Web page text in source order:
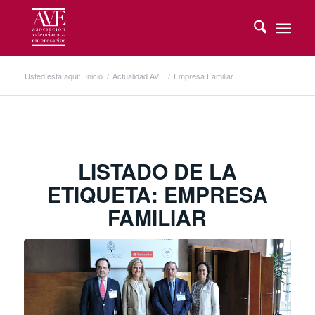
Usted está aquí: Inicio / Actualidad AVE / Empresa Familiar
LISTADO DE LA
ETIQUETA: EMPRESA
FAMILIAR